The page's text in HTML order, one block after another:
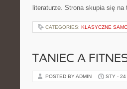
literaturze. Strona skupia się
CATEGORIES: KLASYCZNE
TANIEC A
POSTED BY ADMIN STY - 24